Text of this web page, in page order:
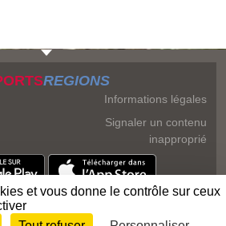
REGIONS
Informations légales
Signaler un contenu
inapproprié
et vous donne le contrôle sur ceux